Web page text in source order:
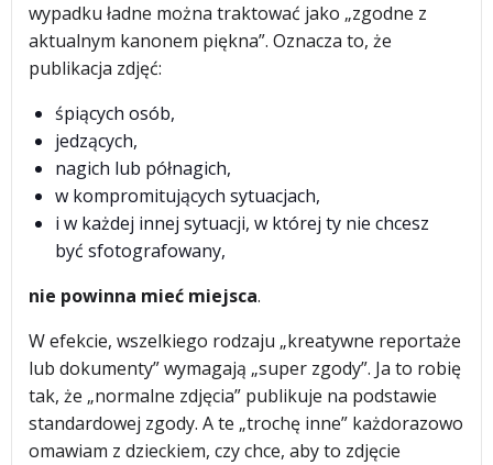
wypadku ładne można traktować jako „zgodne z
aktualnym kanonem piękna”. Oznacza to, że
publikacja zdjęć:
śpiących osób,
jedzących,
nagich lub półnagich,
w kompromitujących sytuacjach,
i w każdej innej sytuacji, w której ty nie chcesz
być sfotografowany,
nie powinna mieć miejsca.
W efekcie, wszelkiego rodzaju „kreatywne reportaże
lub dokumenty” wymagają „super zgody”. Ja to robię
tak, że „normalne zdjęcia” publikuje na podstawie
standardowej zgody. A te „trochę inne” każdorazowo
omawiam z dzieckiem, czy chce, aby to zdjęcie